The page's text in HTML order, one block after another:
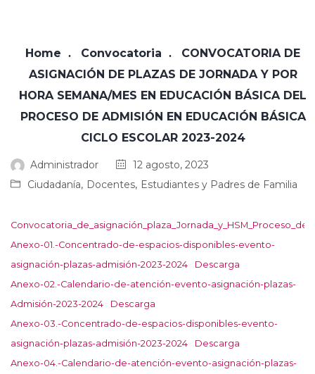
Home Convocatoria
CONVOCATORIA DE
ASIGNACIÓN DE PLAZAS DE JORNADA Y POR
HORA SEMANA/MES EN EDUCACIÓN BÁSICA DEL
PROCESO DE ADMISIÓN EN EDUCACIÓN BÁSICA
CICLO ESCOLAR 2023-2024
Administrador
12 agosto, 2023
Ciudadanía, Docentes, Estudiantes y Padres de Familia
Anexo-01.-Concentrado-de-espacios-disponibles-evento-
asignación-plazas-admisión-2023-2024
Descarga
Anexo-02.-Calendario-de-atención-evento-asignación-plazas-
Admisión-2023-2024
Descarga
Anexo-03.-Concentrado-de-espacios-disponibles-evento-
asignación-plazas-admisión-2023-2024
Descarga
Anexo-04.-Calendario-de-atención-evento-asignación-plazas-